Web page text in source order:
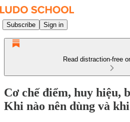
Subscribe Sign in
Read distraction-free
Cơ chế điểm, huy hiệu,
Khi nào nên dùng và